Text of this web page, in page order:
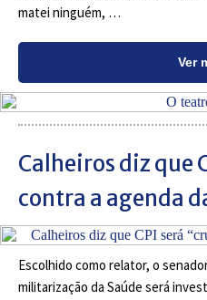
matei ninguém, …
Ver
Calheiros diz que
contra a agenda
Escolhido como relator, o
militarização da Saúde será